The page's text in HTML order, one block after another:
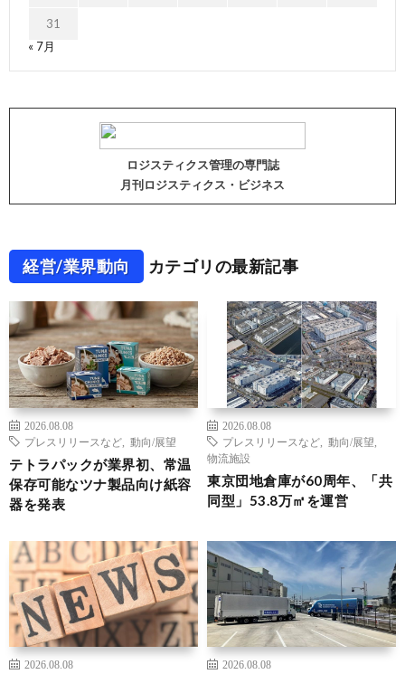
31
« 7月
ロジスティクス管理の専門誌
月刊ロジスティクス・ビジネス
経営/業界動向 カテゴリの最新記事
2026.08.08
プレスリリースなど
動向/展望
テトラパックが業界初、常温
保存可能なツナ製品向け紙容
器を発表
2026.08.08
プレスリリースなど
動向/展望
物流施設
東京団地倉庫が60周年、「共
同型」53.8万㎡を運営
2026.08.08
2026.08.08